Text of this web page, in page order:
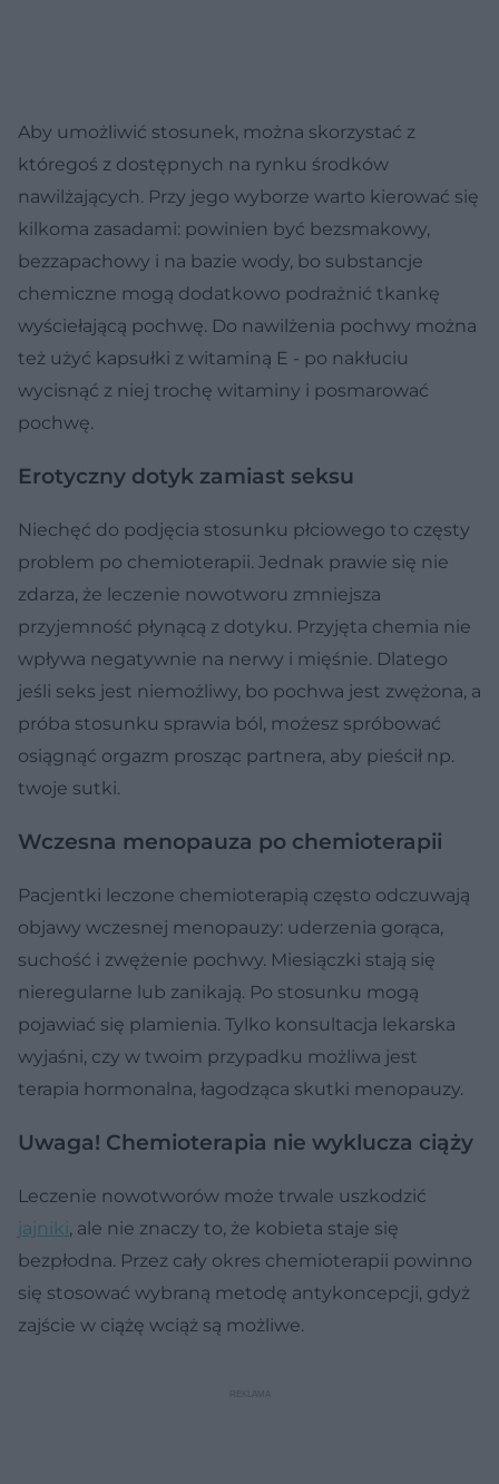
Aby umożliwić stosunek, można skorzystać z
któregoś z dostępnych na rynku środków
nawilżających. Przy jego wyborze warto kierować się
kilkoma zasadami: powinien być bezsmakowy,
bezzapachowy i na bazie wody, bo substancje
chemiczne mogą dodatkowo podrażnić tkankę
wyściełającą pochwę. Do nawilżenia pochwy można
też użyć kapsułki z witaminą E - po nakłuciu
wycisnąć z niej trochę witaminy i posmarować
pochwę.
Erotyczny dotyk zamiast seksu
Niechęć do podjęcia stosunku płciowego to częsty
problem po chemioterapii. Jednak prawie się nie
zdarza, że leczenie nowotworu zmniejsza
przyjemność płynącą z dotyku. Przyjęta chemia nie
wpływa negatywnie na nerwy i mięśnie. Dlatego
jeśli seks jest niemożliwy, bo pochwa jest zwężona, a
próba stosunku sprawia ból, możesz spróbować
osiągnąć orgazm prosząc partnera, aby pieścił np.
twoje sutki.
Wczesna menopauza po chemioterapii
Pacjentki leczone chemioterapią często odczuwają
objawy wczesnej menopauzy: uderzenia gorąca,
suchość i zwężenie pochwy. Miesiączki stają się
nieregularne lub zanikają. Po stosunku mogą
pojawiać się plamienia. Tylko konsultacja lekarska
wyjaśni, czy w twoim przypadku możliwa jest
terapia hormonalna, łagodząca skutki menopauzy.
Uwaga! Chemioterapia nie wyklucza ciąży
Leczenie nowotworów może trwale uszkodzić
jajniki, ale nie znaczy to, że kobieta staje się
bezpłodna. Przez cały okres chemioterapii powinno
się stosować wybraną metodę antykoncepcji, gdyż
zajście w ciążę wciąż są możliwe.